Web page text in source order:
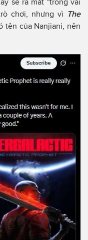
sẽ ra mắt "trong vài
chơi, nhưng vì The
tên của Nanjiani, nên